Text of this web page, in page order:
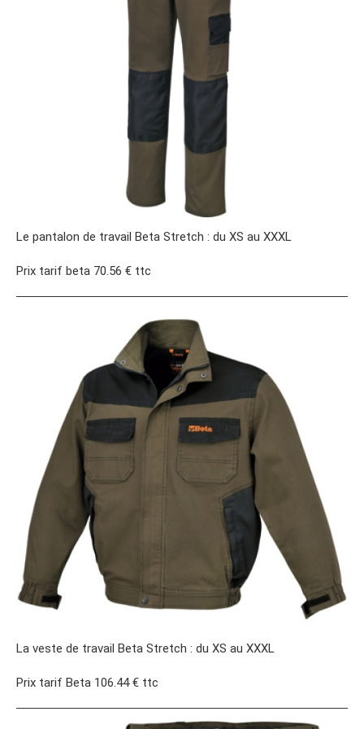
Le pantalon de travail Beta Stretch : du XS au XXXL
Prix tarif beta 70.56 € ttc
La veste de travail Beta Stretch : du XS au XXXL
Prix tarif Beta 106.44 € ttc